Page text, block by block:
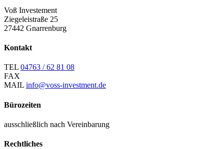
Voß Investement
Ziegeleistraße 25
27442 Gnarrenburg
Kontakt
TEL 04763 / 62 81 08
FAX
MAIL info@voss-investment.de
Bürozeiten
ausschließlich nach Vereinbarung
Rechtliches